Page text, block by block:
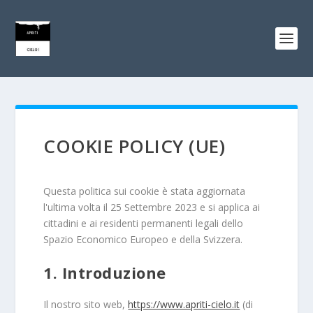
COOKIE POLICY (UE)
Questa politica sui cookie è stata aggiornata
l'ultima volta il 25 Settembre 2023 e si applica ai
cittadini e ai residenti permanenti legali dello
Spazio Economico Europeo e della Svizzera.
1. Introduzione
Il nostro sito web,https://www.apriti-cielo.it (di